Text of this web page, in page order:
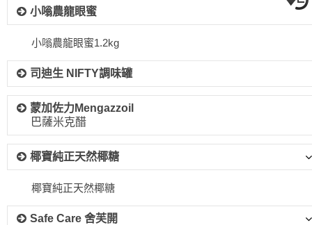
小嗡農龍眼蜜
小嗡農龍眼蜜1.2kg
司迪生 NIFTY調味罐
蒙加佐力Mengazzoil
巴薩米克醋
椰寶純正天然椰糖
椰寶純正天然椰糖
Safe Care 舍芙開